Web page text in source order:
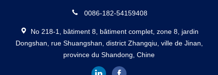
0086-182-54159408
No 218-1, bâtiment 8, bâtiment complet, zone 8, jardin
Dongshan, rue Shuangshan, district Zhangqiu, ville de Jinan,
province du Shandong, Chine